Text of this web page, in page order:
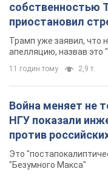
собственностью
приостановил
бального зала
долларов
Трамп уже заявил, что
апелляцию, назвав
11 годин тому 2,9 т.
Война меняет не
НГУ показали
против
Фото
Это
"Безумного Макса"